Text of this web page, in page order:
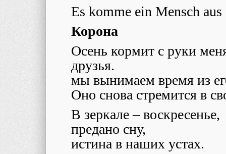
Es komme ein Mensch aus
Корона
Осень кормит с руки
друзья.
мы вынимаем время из
Оно снова стремится в
В зеркале – воскресенье,
предано сну,
истина в наших устах.